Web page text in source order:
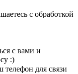
с обработкой
с вами и
:)
телефон для связи